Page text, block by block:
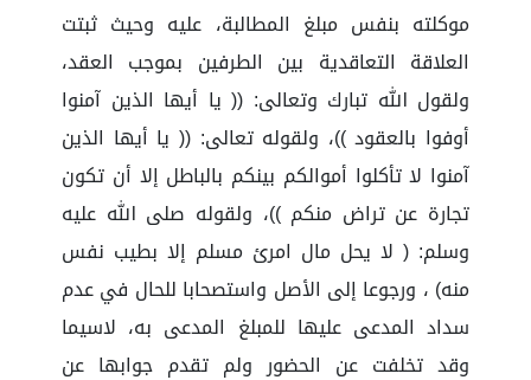
موكلته بنفس مبلغ المطالبة، عليه وحيث ثبتت
العلاقة التعاقدية بين الطرفين بموجب العقد،
ولقول الله تبارك وتعالى: (( يا أيها الذين آمنوا
أوفوا بالعقود ))، ولقوله تعالى: (( يا أيها الذين
آمنوا لا تأكلوا أموالكم بينكم بالباطل إلا أن تكون
تجارة عن تراض منكم ))، ولقوله صلى الله عليه
وسلم: ( لا يحل مال امرئ مسلم إلا بطيب نفس
منه) ، ورجوعا إلى الأصل واستصحابا للحال في عدم
سداد المدعى عليها للمبلغ المدعى به، لاسيما
وقد تخلفت عن الحضور ولم تقدم جوابها عن